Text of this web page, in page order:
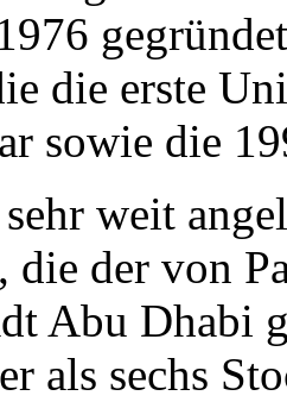
die erste
sowie die
weit
die der von
Abu Dhabi
als sechs